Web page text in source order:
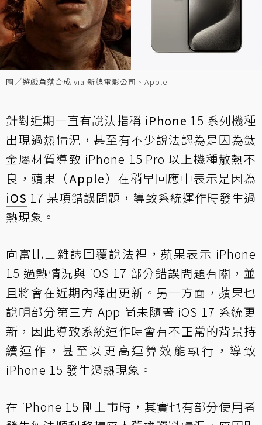
圖／遊戲角落合成 via 新線電影公司、Apple
針對近期一直有說法指稱 iPhone 15 系列機種
出現過熱情況，甚至有不少說法認為是因為鈦
金屬材質導致 iPhone 15 Pro 以上機種散熱不
良，蘋果（Apple）在稍早回應中表示是因為
iOS 17 某項錯誤問題，導致系統運作時發生過
熱現象。
向富比士雜誌回覆說法裡，蘋果表示 iPhone
15 過熱情況與 iOS 17 部分錯誤問題有關，並
且將會在近期內釋出更新。另一方面，蘋果也
說明部分第三方 App 尚未隨著 iOS 17 系統更
新，因此導致系統運作時會有不正常的背景持
續運作，甚至以更高運算效能執行，導致
iPhone 15 發生過熱現象。
在 iPhone 15 剛上市時，其實也有部分使用者